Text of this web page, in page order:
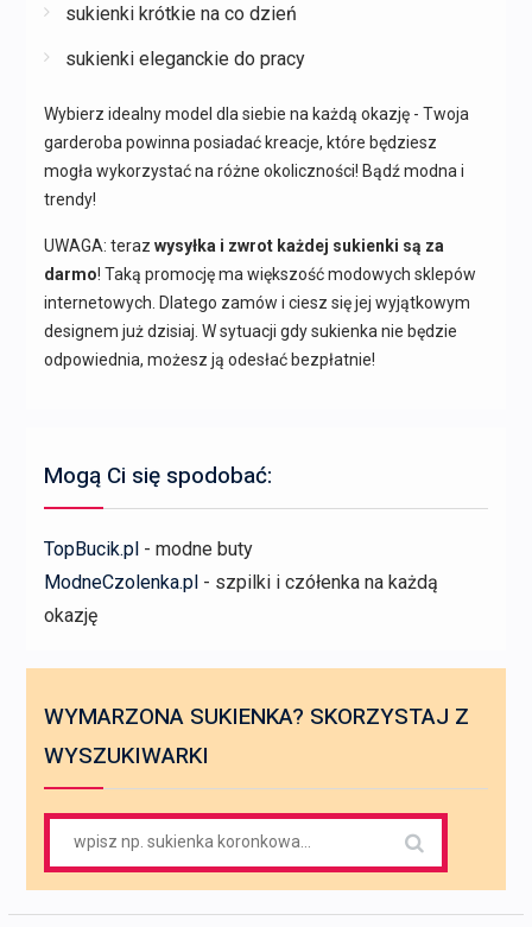
sukienki krótkie na co dzień
sukienki eleganckie do pracy
Wybierz idealny model dla siebie na każdą okazję - Twoja
garderoba powinna posiadać kreacje, które będziesz
mogła wykorzystać na różne okoliczności! Bądź modna i
trendy!
UWAGA: teraz wysyłka i zwrot każdej sukienki są za
darmo! Taką promocję ma większość modowych sklepów
internetowych. Dlatego zamów i ciesz się jej wyjątkowym
designem już dzisiaj. W sytuacji gdy sukienka nie będzie
odpowiednia, możesz ją odesłać bezpłatnie!
Mogą Ci się spodobać:
TopBucik.pl- modne buty
ModneCzolenka.pl- szpilki i czółenka na każdą
okazję
WYMARZONA SUKIENKA? SKORZYSTAJ Z
WYSZUKIWARKI